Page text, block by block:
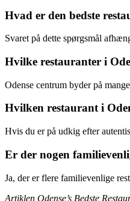
Hvad er den bedste
Svaret på dette spørgsmål
Hvilke restauranter i
Odense centrum byder på
Hvilken restaurant i
Hvis du er på udkig efter
Er der nogen
Ja, der er flere familievenlige
Artiklen Odense’s Bedste